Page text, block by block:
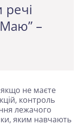
–
не маєте
контроль
лежачого
яким навчають